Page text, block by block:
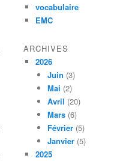
vocabulaire
EMC
ARCHIVES
2026
Juin (3)
Mai (2)
Avril (20)
Mars (6)
Février (5)
Janvier (5)
2025